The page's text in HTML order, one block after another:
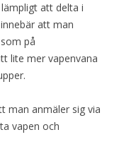
att delta i
att man
på
lite mer vapenvana
man anmäler sig via
vapen och